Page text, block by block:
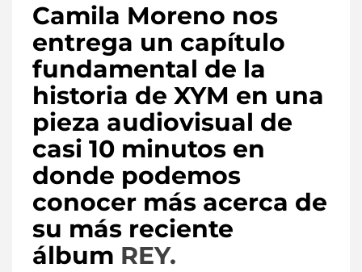
Camila Moreno nos
entrega un capítulo
fundamental de la
historia de XYM en una
pieza audiovisual de
casi 10 minutos en
donde podemos
conocer más acerca de
su más reciente
álbum REY.